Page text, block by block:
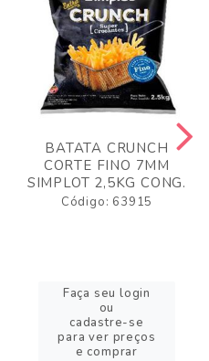
BATATA CRUNCH
CORTE FINO 7MM
SIMPLOT 2,5KG CONG.
Código: 63915
Faça seu login
ou
cadastre-se
para ver preços
e comprar